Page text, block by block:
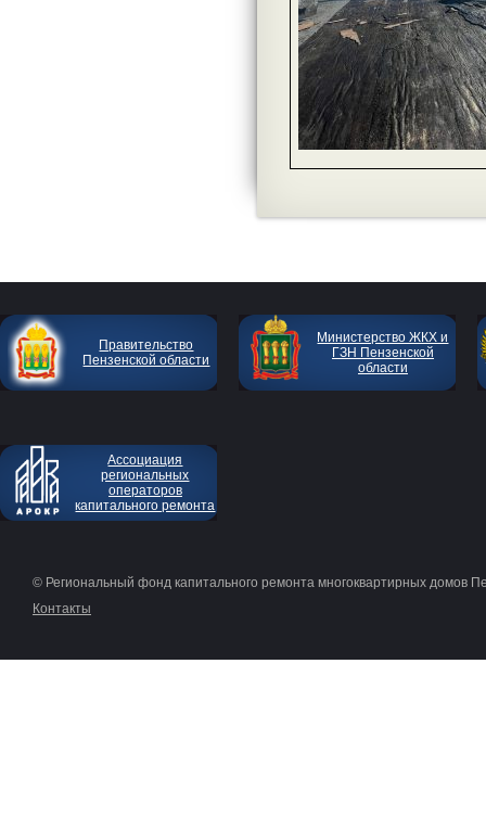
Правительство
Пензенской области
Министерство ЖКХ и
ГЗН Пензенской
области
Ассоциация
региональных
операторов
капитального ремонта
© Региональный фонд капитального ремонта многоквартирных домов
Контакты